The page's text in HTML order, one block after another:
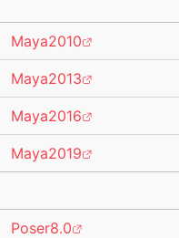
Maya2010
Maya2013
Maya2016
Maya2019
Poser8.0